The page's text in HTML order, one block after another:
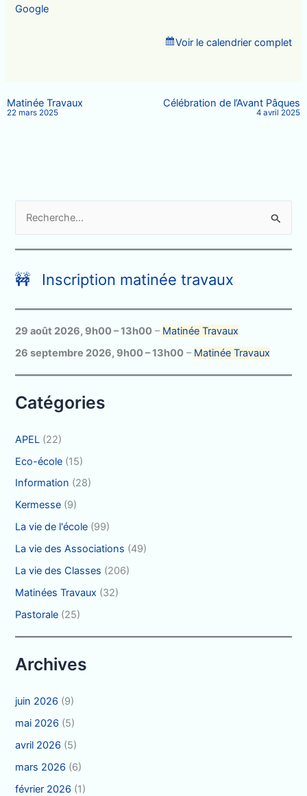
Google
Voir le calendrier complet
Matinée Travaux
22 mars 2025
Célébration de l’Avant Pâques
4 avril 2025
c
h
e
r
c
h
🚧 Inscription matinée travaux
29 août 2026, 9h00–13h00 – Matinée Travaux
26 septembre 2026, 9h00–13h00 – Matinée Travaux
Catégories
APEL (22)
Eco-école (15)
Information (28)
Kermesse (9)
La vie de l'école (99)
La vie des Associations (49)
La vie des Classes (206)
Matinées Travaux (32)
Pastorale (25)
Archives
juin 2026 (9)
mai 2026 (5)
avril 2026 (5)
mars 2026 (6)
février 2026 (1)